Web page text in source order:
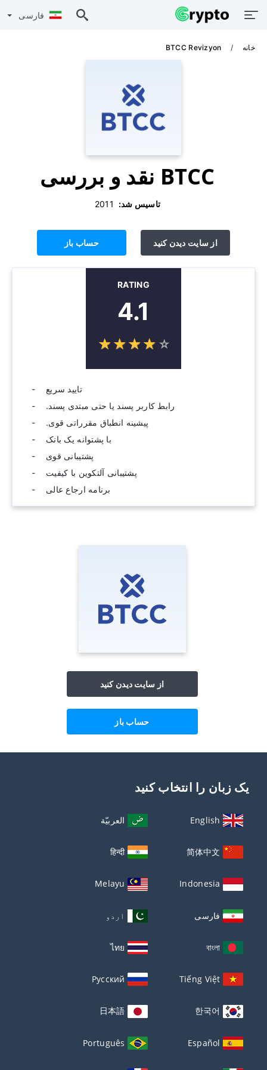
فارسی
خانه BTCC Revizyon
BTCC نقد و بررسی
تاسیس شد:
از سایت دیدن کنید حساب باز
RATING
4.1
☆☆☆☆ ☆
★★★★ ★
تایید سریع
رابط کاربر پسند یا حتی مبتدی پسند.
پیشینه انطباق مقرراتی قوی.
با پشتوانه یک بانک
پشتیبانی قوی
پشتیبانی آلتکوین با کیفیت
برنامه ارجاع عالی
از سایت دیدن کنید
حساب باز
یک زبان را انتخاب کنید
English العربيّة
简体中文
हिन्दी
Indonesia
Melayu
فارسی اردو
বাংলা
ไทย
Tiếng Việt
Русский
한국어
日本語
Español
Português